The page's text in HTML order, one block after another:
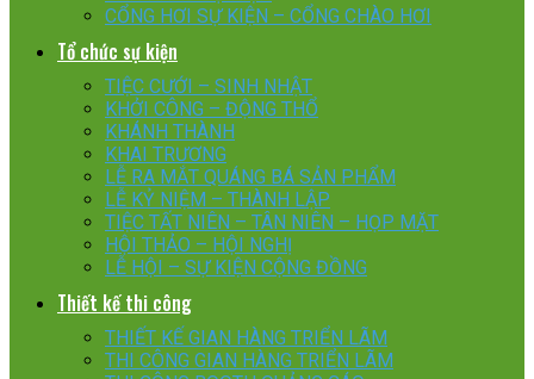
CỔNG HƠI SỰ KIỆN – CỔNG CHÀO HƠI
Tổ chức sự kiện
TIỆC CƯỚI – SINH NHẬT
KHỞI CÔNG – ĐỘNG THỔ
KHÁNH THÀNH
KHAI TRƯƠNG
LỄ RA MẮT QUÁNG BÁ SẢN PHẨM
LỄ KỶ NIỆM – THÀNH LẬP
TIỆC TẤT NIÊN – TÂN NIÊN – HỌP MẶT
HỘI THẢO – HỘI NGHỊ
LỄ HỘI – SỰ KIỆN CỘNG ĐỒNG
Thiết kế thi công
THIẾT KẾ GIAN HÀNG TRIỂN LÃM
THI CÔNG GIAN HÀNG TRIỂN LÃM